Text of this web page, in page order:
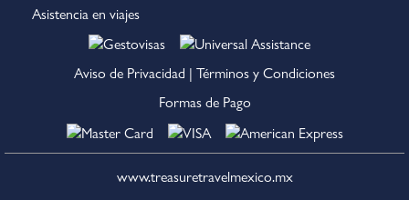
Asistencia en viajes
Aviso de Privacidad | Términos y Condiciones
Formas de Pago
www.treasuretravelmexico.mx